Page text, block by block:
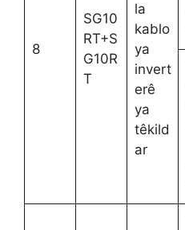
8
SG10
RT+S
G10R
T
la
kablo
ya
invert
erê
ya
têkild
ar